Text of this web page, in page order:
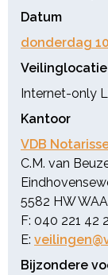
Datum
donderdag
Veilinglocatie
Internet-only
Kantoor
VDB
C.M. van
5582 HW
F: 040 221 42
E:
Bijzondere